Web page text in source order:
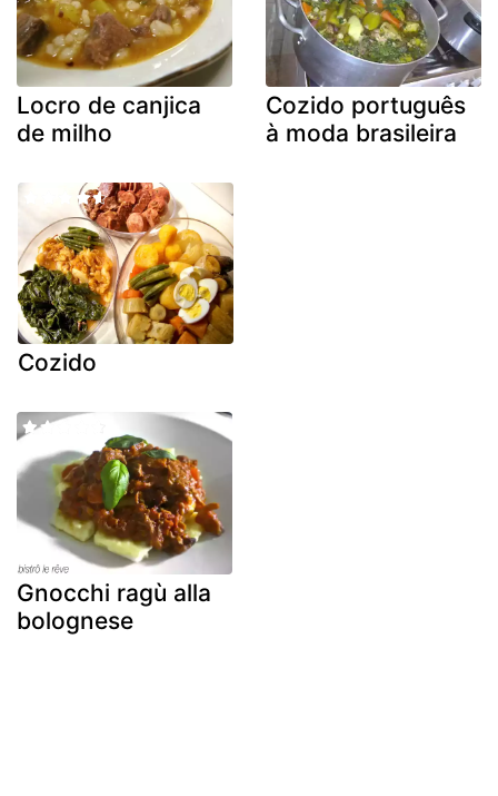
Locro de canjica
de milho
Cozido português
à moda brasileira
Cozido
Gnocchi ragù alla
bolognese